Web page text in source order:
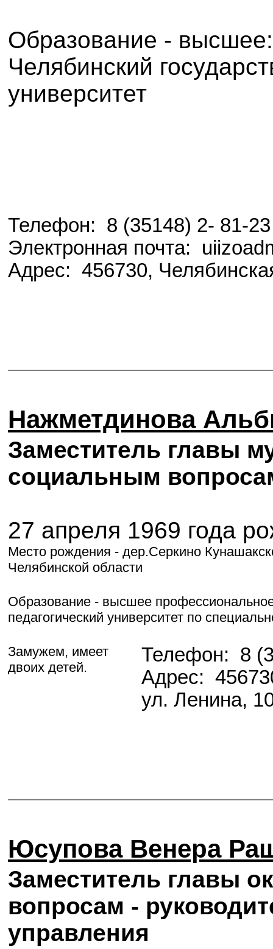
Образование -
Челябинский
университет
Телефон: 8 (35148) 2- 81-23
Электронная почта:
Адрес: 456730,
Нажметдинова
Заместитель главы
социальным
27 апреля 1969 года
Место рождения - дер.Серкино
Челябинской области
Образование - высшее
педагогический университет по
Замужем, имеет
двоих детей.
Телефон: 8
Адрес:
ул. Ленина,
Юсупова Венера
Заместитель главы
вопросам -
управления